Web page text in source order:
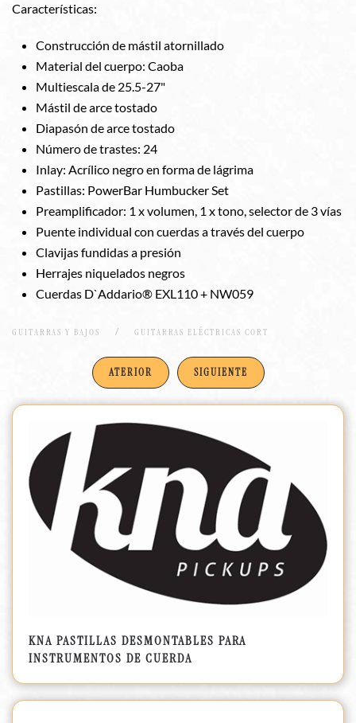
Características:
Construcción de mástil atornillado
Material del cuerpo: Caoba
Multiescala de 25.5-27"
Mástil de arce tostado
Diapasón de arce tostado
Número de trastes: 24
Inlay: Acrílico negro en forma de lágrima
Pastillas: PowerBar Humbucker Set
Preamplificador: 1 x volumen, 1 x tono, selector de 3 vías
Puente individual con cuerdas a través del cuerpo
Clavijas fundidas a presión
Herrajes niquelados negros
Cuerdas D`Addario® EXL110 + NW059
GUITARRAS Y BAJOS GUITARRAS ELÉCTRICAS CORT
ATERIOR SIGUIENTE
KNA PASTILLAS DESMONTABLES PARA
INSTRUMENTOS DE CUERDA